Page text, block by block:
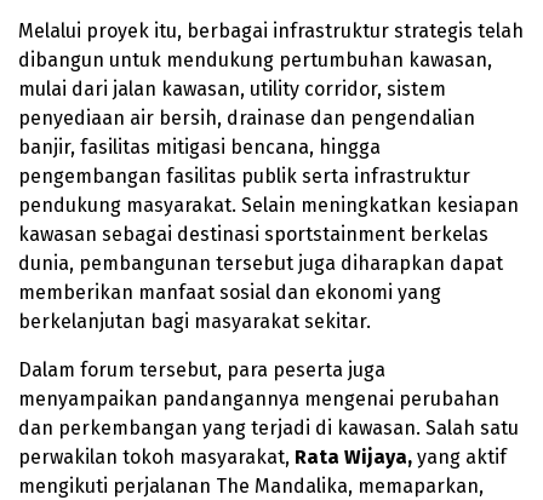
Melalui proyek itu, berbagai infrastruktur strategis telah
dibangun untuk mendukung pertumbuhan kawasan,
mulai dari jalan kawasan, utility corridor, sistem
penyediaan air bersih, drainase dan pengendalian
banjir, fasilitas mitigasi bencana, hingga
pengembangan fasilitas publik serta infrastruktur
pendukung masyarakat. Selain meningkatkan kesiapan
kawasan sebagai destinasi sportstainment berkelas
dunia, pembangunan tersebut juga diharapkan dapat
memberikan manfaat sosial dan ekonomi yang
berkelanjutan bagi masyarakat sekitar.
Dalam forum tersebut, para peserta juga
menyampaikan pandangannya mengenai perubahan
dan perkembangan yang terjadi di kawasan. Salah satu
perwakilan tokoh masyarakat, Rata Wijaya, yang aktif
mengikuti perjalanan The Mandalika, memaparkan,